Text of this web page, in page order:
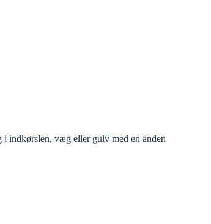
i indkørslen, væg eller gulv med en anden